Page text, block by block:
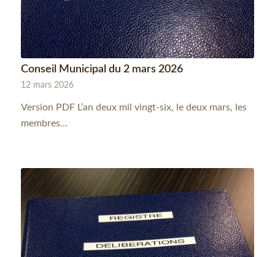
Conseil Municipal du 2 mars 2026
12 mars 2026
Version PDF L’an deux mil vingt-six, le deux mars, les
membres…